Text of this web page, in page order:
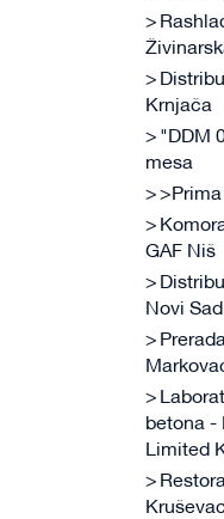
Krnjača
"DDM
mesa
GAF Niš
Novi
betona -
Limited
Kruševac